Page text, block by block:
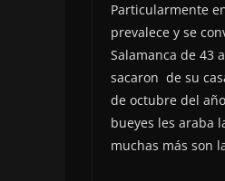
Particularmente
prevalece y se
Salamanca de 43
sacaron de su
de octubre del
bueyes les araba
muchas más son